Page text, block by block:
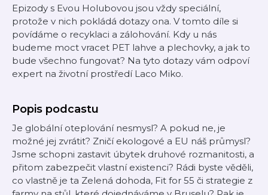
Epizody s Evou Holubovou jsou vždy speciální,
protože v nich pokládá dotazy ona. V tomto díle si
povídáme o recyklaci a zálohování. Kdy u nás
budeme moct vracet PET lahve a plechovky, a jak to
bude všechno fungovat? Na tyto dotazy vám odpoví
expert na životní prostředí Laco Miko.
Popis podcastu
Je globální oteplování nesmysl? A pokud ne, je
možné jej zvrátit? Zničí ekologové a EU náš průmysl?
Jsme schopni zastavit úbytek druhové rozmanitosti, a
přitom zabezpečit vlastní existenci? Rádi byste věděli,
co vlastně je ta Zelená dohoda, Fit for 55 či strategie z